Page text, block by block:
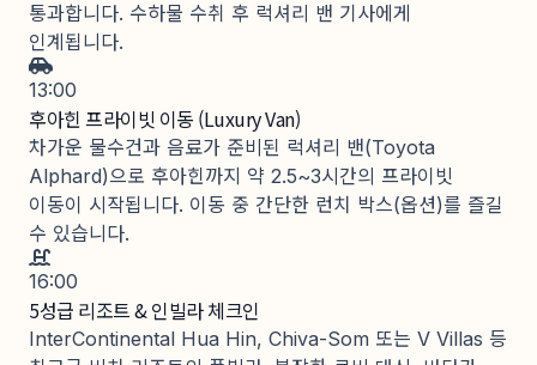
통과합니다. 수하물 수취 후 럭셔리 밴 기사에게
인계됩니다.
13:00
후아힌 프라이빗 이동 (Luxury Van)
차가운 물수건과 음료가 준비된 럭셔리 밴(Toyota
Alphard)으로 후아힌까지 약 2.5~3시간의 프라이빗
이동이 시작됩니다. 이동 중 간단한 런치 박스(옵션)를 즐길
수 있습니다.
16:00
5성급 리조트 & 인빌라 체크인
InterContinental Hua Hin, Chiva-Som 또는 V Villas 등